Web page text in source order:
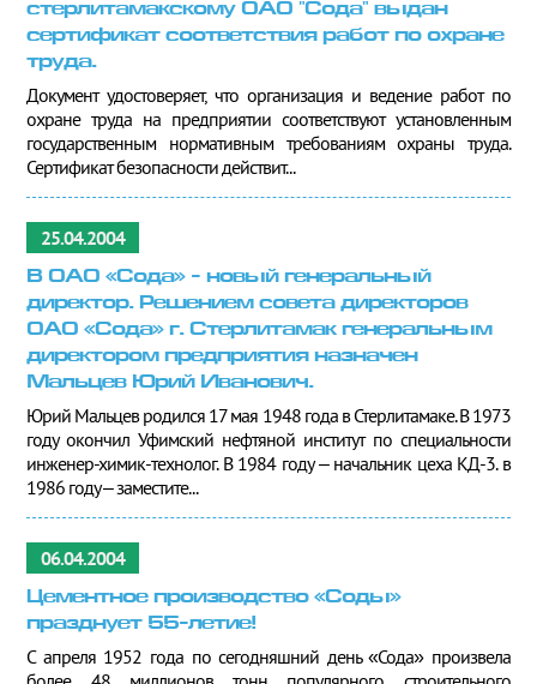
стерлитамакскому ОАО "Сода" выдан
сертификат соответствия работ по охране
труда.
Документ удостоверяет, что организация и ведение работ по
охране труда на предприятии соответствуют установленным
государственным нормативным требованиям охраны труда.
Сертификат безопасности действит...
25.04.2004
В ОАО «Сода» - новый генеральный
директор. Решением совета директоров
ОАО «Сода» г. Стерлитамак генеральным
директором предприятия назначен
Мальцев Юрий Иванович.
Юрий Мальцев родился 17 мая 1948 года в Стерлитамаке. В 1973
году окончил Уфимский нефтяной институт по специальности
инженер-химик-технолог. В 1984 году – начальник цеха КД-3. в
1986 году – заместите...
06.04.2004
Цементное производство «Соды»
празднует 55-летие!
С апреля 1952 года по сегодняшний день «Сода» произвела